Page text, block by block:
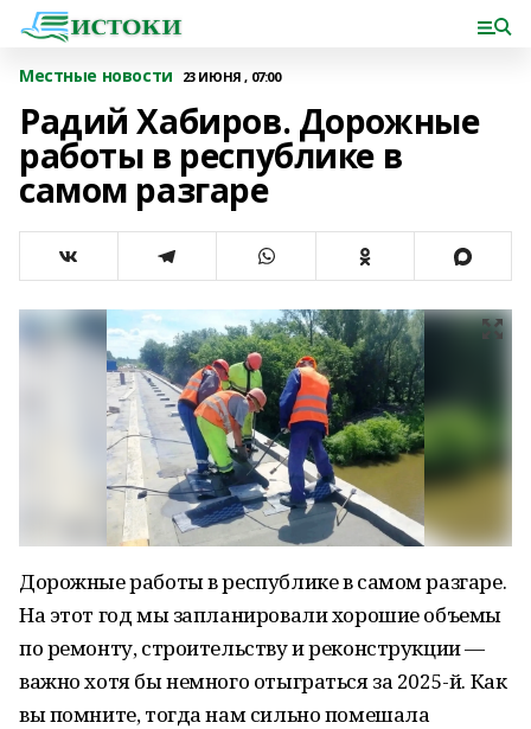
Местные новости 23 ИЮНЯ , 07:00
Радий Хабиров. Дорожные
работы в республике в
самом разгаре
Дорожные работы в республике в самом разгаре.
На этот год мы запланировали хорошие объемы
по ремонту, строительству и реконструкции —
важно хотя бы немного отыграться за 2025-й. Как
вы помните, тогда нам сильно помешала